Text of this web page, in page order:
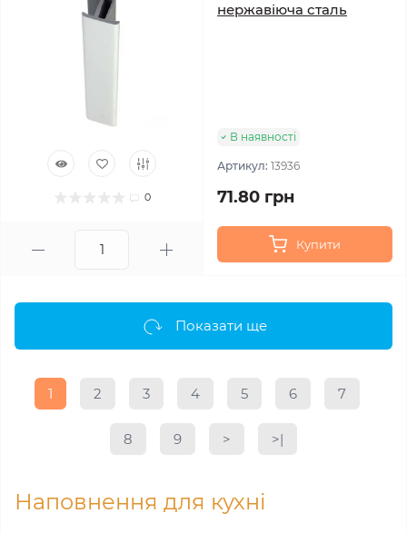
0
нержавіюча сталь
В наявності
Артикул: 13936
71.80 грн
Купити
Показати ще
1 2 3 4 5 6 7
8 9 > >|
Наповнення для кухні